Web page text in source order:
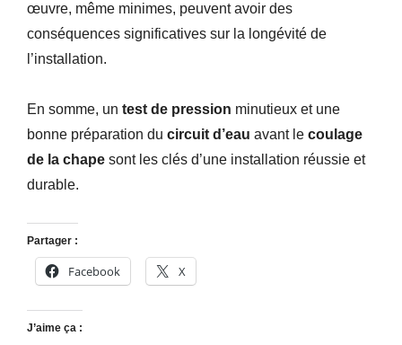
œuvre, même minimes, peuvent avoir des
conséquences significatives sur la longévité de
l’installation.
En somme, un test de pression minutieux et une
bonne préparation du circuit d’eau avant le coulage
de la chape sont les clés d’une installation réussie et
durable.
Partager :
Facebook X
J’aime ça :